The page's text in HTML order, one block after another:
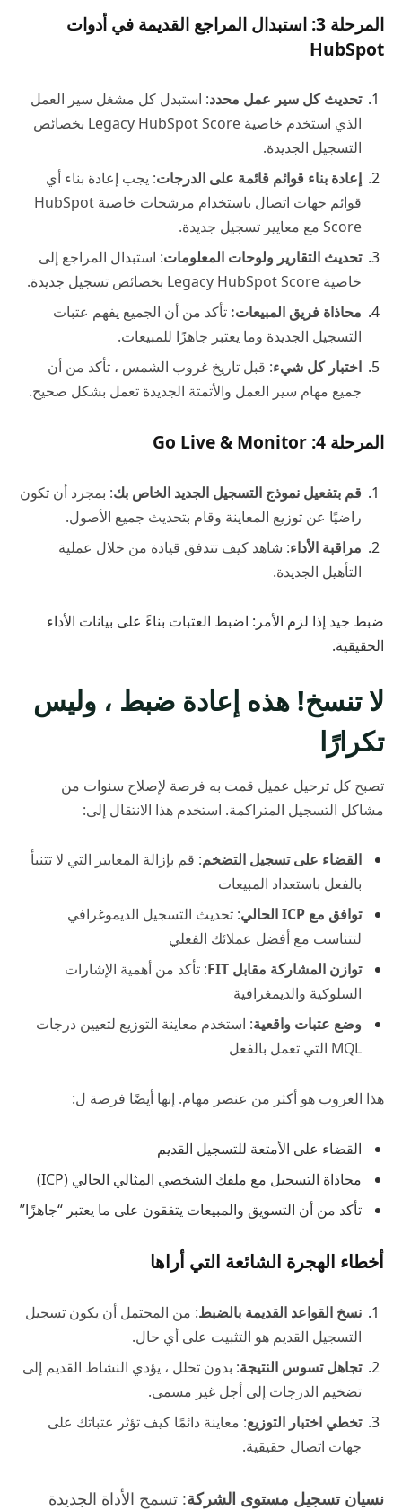
المرحلة 3: استبدال المراجع القديمة في أدوات
HubSpot
تحديث كل سير عمل محدد: استبدل كل مشغل سير العمل
الذي استخدم خاصية Legacy HubSpot Score بخصائص
التسجيل الجديدة.
إعادة بناء قوائم قائمة على الدرجات: يجب إعادة بناء أي
قوائم جهات اتصال باستخدام مرشحات خاصية HubSpot
Score مع معايير تسجيل جديدة.
تحديث التقارير ولوحات المعلومات: استبدال المراجع إلى
خاصية Legacy HubSpot Score بخصائص تسجيل جديدة.
محاذاة فريق المبيعات: تأكد من أن الجميع يفهم عتبات
التسجيل الجديدة وما يعتبر جاهزًا للمبيعات.
اختبار كل شيء: قبل تاريخ غروب الشمس ، تأكد من أن
جميع مهام سير العمل والأتمتة الجديدة تعمل بشكل صحيح.
المرحلة 4: Go Live & Monitor
قم بتفعيل نموذج التسجيل الجديد الخاص بك: بمجرد أن تكون
راضيًا عن توزيع المعاينة وقام بتحديث جميع الأصول.
مراقبة الأداء: شاهد كيف تتدفق قيادة من خلال عملية
التأهيل الجديدة.
ضبط جيد إذا لزم الأمر: اضبط العتبات بناءً على بيانات الأداء
الحقيقية.
لا تنسخ! هذه إعادة ضبط ، وليس
تكرارًا
تصبح كل ترحيل عميل قمت به فرصة لإصلاح سنوات من
مشاكل التسجيل المتراكمة. استخدم هذا الانتقال إلى:
القضاء على تسجيل التضخم: قم بإزالة المعايير التي لا تتنبأ
بالفعل باستعداد المبيعات
توافق مع ICP الحالي
: تحديث التسجيل الديموغرافي
لتتناسب مع أفضل عملائك الفعلي
توازن المشاركة مقابل FIT
: تأكد من أهمية الإشارات
السلوكية والديمغرافية
وضع عتبات واقعية: استخدم معاينة التوزيع لتعيين درجات
MQL التي تعمل بالفعل
هذا الغروب هو أكثر من عنصر مهام. إنها أيضًا فرصة ل:
القضاء على الأمتعة للتسجيل القديم
محاذاة التسجيل مع ملفك الشخصي المثالي الحالي (ICP)
تأكد من أن التسويق والمبيعات يتفقون على ما يعتبر “جاهزًا”
أخطاء الهجرة الشائعة التي أراها
نسخ القواعد القديمة بالضبط: من المحتمل أن يكون تسجيل
التسجيل القديم هو التثبيت على أي حال.
تجاهل تسوس النتيجة: بدون تحلل ، يؤدي النشاط القديم إلى
تضخيم الدرجات إلى أجل غير مسمى.
تخطي اختبار التوزيع: معاينة دائمًا كيف تؤثر عتباتك على
جهات اتصال حقيقية.
نسيان تسجيل مستوى الشركة: تسمح الأداة الجديدة